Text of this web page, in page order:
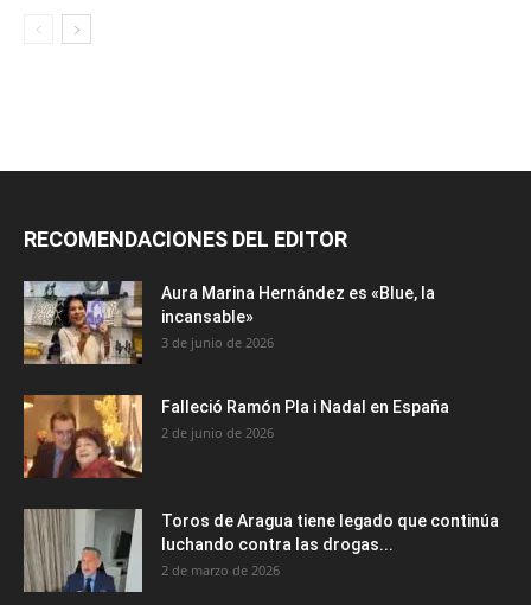
RECOMENDACIONES DEL EDITOR
Aura Marina Hernández es «Blue, la
incansable»
3 de junio de 2026
Falleció Ramón Pla i Nadal en España
2 de junio de 2026
Toros de Aragua tiene legado que continúa
luchando contra las drogas...
2 de marzo de 2026